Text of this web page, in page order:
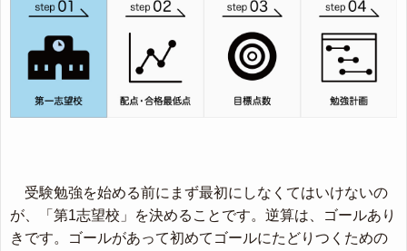
受験勉強を始める前にまず最初にしなくてはいけないの
が、「第1志望校」を決めることです。逆算は、ゴールあり
きです。ゴールがあって初めてゴールにたどりつくための